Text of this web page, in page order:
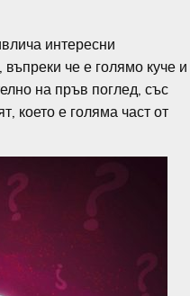
интересни
че е голямо куче и
на пръв поглед, със
което е голяма част от